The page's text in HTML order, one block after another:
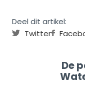
Deel dit artikel:
Twitter
De